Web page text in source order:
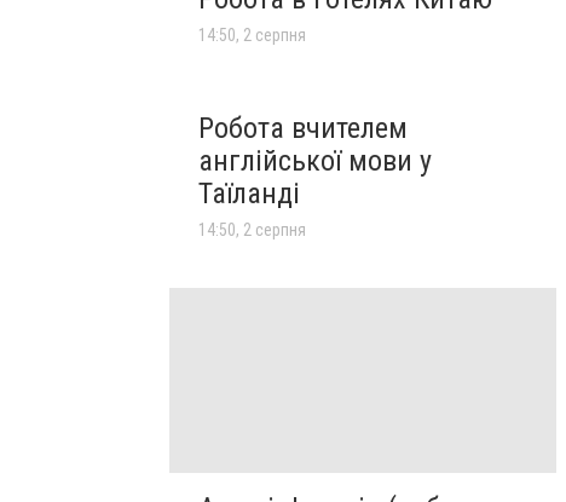
14:50, 2 серпня
Робота вчителем
англійської мови у
Таїланді
14:50, 2 серпня